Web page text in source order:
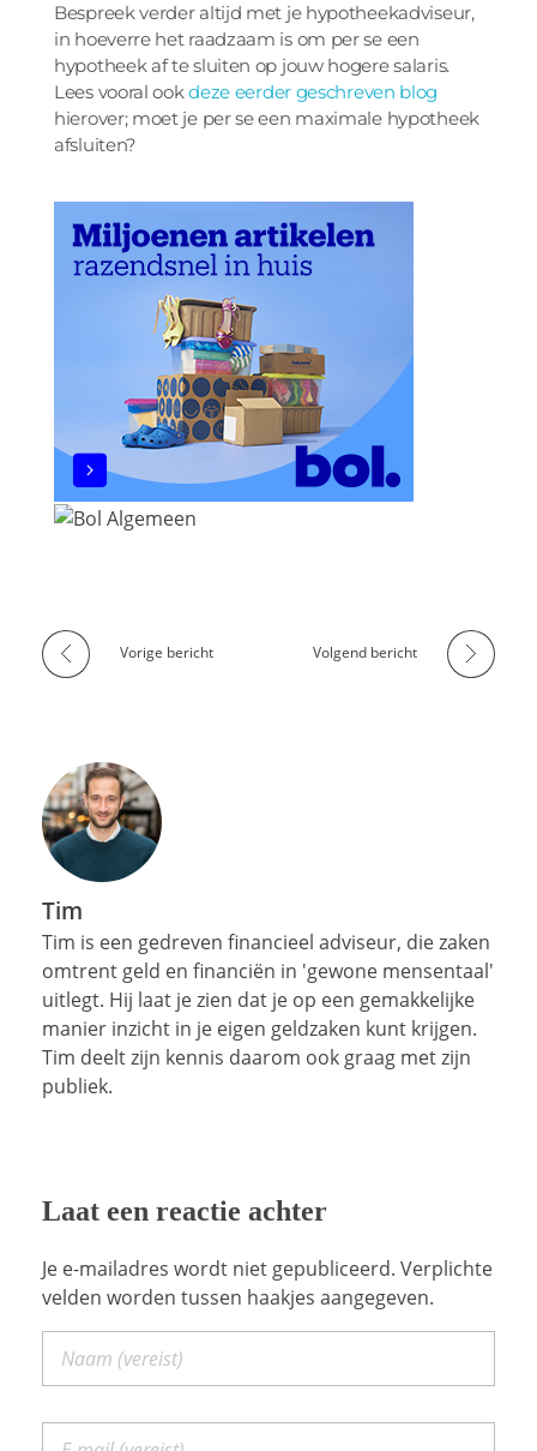
Bespreek verder altijd met je hypotheekadviseur,
in hoeverre het raadzaam is om per se een
hypotheek af te sluiten op jouw hogere salaris.
Lees vooral ookdeze eerder geschreven blog
hierover; moet je per se een maximale hypotheek
afsluiten?
Vorige bericht Volgend bericht
Tim
Tim is een gedreven financieel adviseur, die zaken
omtrent geld en financiën in 'gewone mensentaal'
uitlegt. Hij laat je zien dat je op een gemakkelijke
manier inzicht in je eigen geldzaken kunt krijgen.
Tim deelt zijn kennis daarom ook graag met zijn
publiek.
Laat een reactie achter
Je e-mailadres wordt niet gepubliceerd. Verplichte
velden worden tussen haakjes aangegeven.